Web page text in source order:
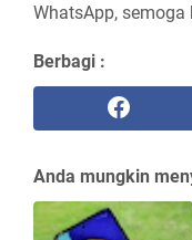
WhatsApp,
Berbagi :
Anda mungkin